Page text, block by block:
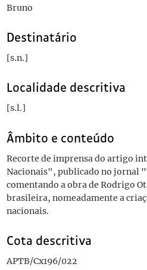
Bruno
Destinatário
[s.n.]
Localidade descritiva
[s.l.]
Âmbito e conteúdo
Recorte de imprensa do artigo
Nacionais", publicado no jornal
comentando a obra de Rodrigo
brasileira, nomeadamente a
nacionais.
Cota descritiva
APTB/Cx196/022